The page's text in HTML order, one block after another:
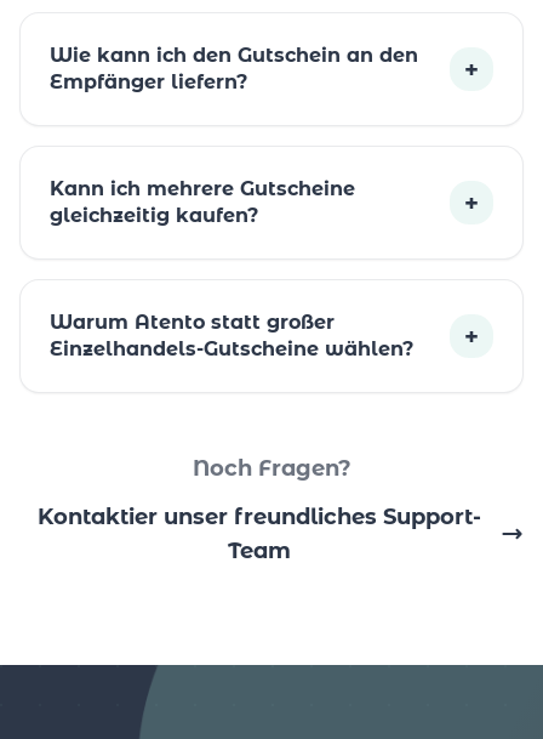
Wie kann ich den Gutschein an den
Empfänger liefern?
+
Kann ich mehrere Gutscheine
gleichzeitig kaufen?
+
Warum Atento statt großer
Einzelhandels-Gutscheine wählen?
+
Noch Fragen?
Kontaktier unser freundliches Support-
Team